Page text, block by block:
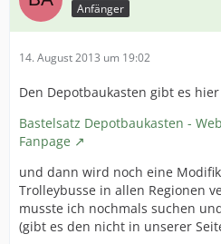
Anfänger
14. August 2013 um 19:02
Den Depotbaukasten gibt es hier
Bastelsatz Depotbaukasten -
Fanpage
und dann wird noch eine
Trolleybusse in allen Regionen
musste ich nochmals suchen
(gibt es den nicht in unserer